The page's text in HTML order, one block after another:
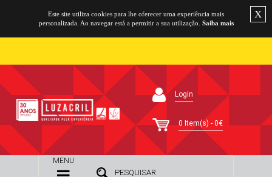
Este site utiliza cookies para lhe oferecer uma experiência mais
personalizada. Ao navegar está a permitir a sua utilização. Saiba mais
X
Login
0 Item(s) - 0€
MENU